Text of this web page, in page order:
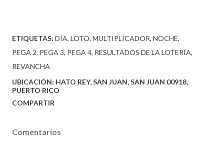
ETIQUETAS: DÍA LOTO MULTIPLICADOR NOCHE
PEGA 2 PEGA 3 PEGA 4 RESULTADOS DE LA LOTERÍA
REVANCHA
UBICACIÓN: HATO REY, SAN JUAN, SAN JUAN 00918,
PUERTO RICO
COMPARTIR
Comentarios